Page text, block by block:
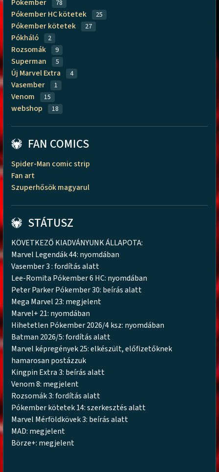
Pókember 78
Pókember HC kötetek 25
Pókember kötetek 27
Pókháló 2
Rozsomák 9
Superman 5
Új Marvel Extra 4
Vasember 1
Venom 15
webshop 18
FAN COMICS
Spider-Man comic strip
Fan art
Szuperhősök magyarul
STÁTUSZ
KÖVETKEZŐ KIADVÁNYUNK ÁLLAPOTA:
Marvel Legendák 44: nyomdában
Vasember 3 : fordítás alatt
Lee-Romita Pókember 6 HC: nyomdában
Peter Parker Pókember 30: beírás alatt
Mega Marvel 23: megjelent
Marvel+ 21: nyomdában
Hihetetlen Pókember 2026/4 ksz: nyomdában
Batman 2026/5: fordítás alatt
Marvel képregények 25: elkészült, előfizetőknek
hamarosan postázzuk
Kingpin Extra 3: beírás alatt
Venom 8: megjelent
Rozsomák 3: fordítás alatt
Pókember kötetek 14: szerkesztés alatt
Marvel Mérföldkövek 3: beírás alatt
MAD: megjelent
Börze+: megjelent